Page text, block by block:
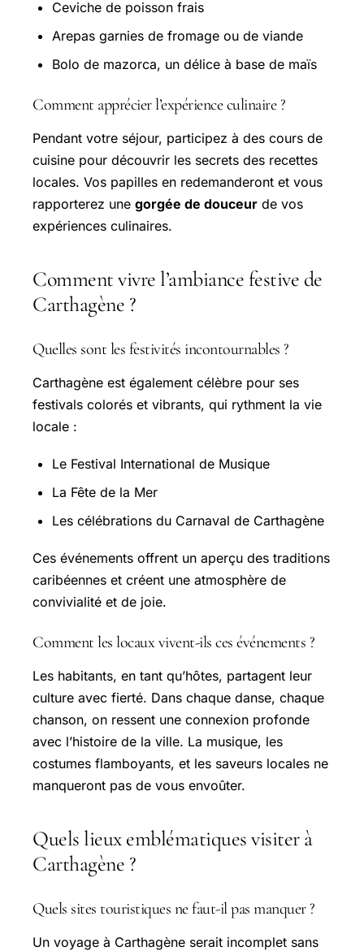
Ceviche de poisson frais
Arepas garnies de fromage ou de viande
Bolo de mazorca, un délice à base de maïs
Comment apprécier l’expérience culinaire ?
Pendant votre séjour, participez à des cours de
cuisine pour découvrir les secrets des recettes
locales. Vos papilles en redemanderont et vous
rapporterez une gorgée de douceur de vos
expériences culinaires.
Comment vivre l’ambiance festive de
Carthagène ?
Quelles sont les festivités incontournables ?
Carthagène est également célèbre pour ses
festivals colorés et vibrants, qui rythment la vie
locale :
Le Festival International de Musique
La Fête de la Mer
Les célébrations du Carnaval de Carthagène
Ces événements offrent un aperçu des traditions
caribéennes et créent une atmosphère de
convivialité et de joie.
Comment les locaux vivent-ils ces événements ?
Les habitants, en tant qu’hôtes, partagent leur
culture avec fierté. Dans chaque danse, chaque
chanson, on ressent une connexion profonde
avec l’histoire de la ville. La musique, les
costumes flamboyants, et les saveurs locales ne
manqueront pas de vous envoûter.
Quels lieux emblématiques visiter à
Carthagène ?
Quels sites touristiques ne faut-il pas manquer ?
Un voyage à Carthagène serait incomplet sans